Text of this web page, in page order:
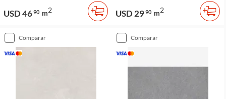
USD 4690 m2 USD 2990 m2
comparar comparar